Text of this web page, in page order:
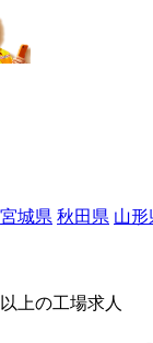
宮城県 秋田県 山形
上の工場求人